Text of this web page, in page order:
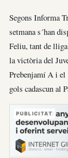
Segons Informa
setmana s´han
Feliu, tant de
la victòria del
Prebenjamí A i el
gols cadascun al
PUBLICITAT